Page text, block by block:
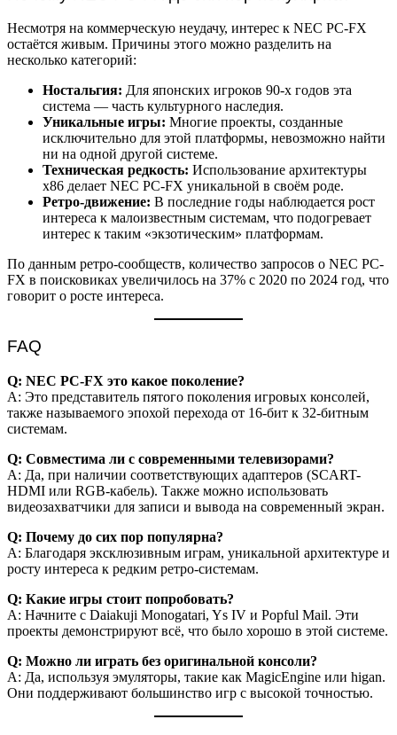
Несмотря на коммерческую неудачу, интерес к NEC PC-FX
остаётся живым. Причины этого можно разделить на
несколько категорий:
Ностальгия: Для японских игроков 90-х годов эта
система — часть культурного наследия.
Уникальные игры: Многие проекты, созданные
исключительно для этой платформы, невозможно найти
ни на одной другой системе.
Техническая редкость: Использование архитектуры
x86 делает NEC PC-FX уникальной в своём роде.
Ретро-движение: В последние годы наблюдается рост
интереса к малоизвестным системам, что подогревает
интерес к таким «экзотическим» платформам.
По данным ретро-сообществ, количество запросов о NEC PC-
FX в поисковиках увеличилось на 37% с 2020 по 2024 год, что
говорит о росте интереса.
FAQ
Q: NEC PC-FX это какое поколение?
A: Это представитель пятого поколения игровых консолей,
также называемого эпохой перехода от 16-бит к 32-битным
системам.
Q: Совместима ли с современными телевизорами?
A: Да, при наличии соответствующих адаптеров (SCART-
HDMI или RGB-кабель). Также можно использовать
видеозахватчики для записи и вывода на современный экран.
Q: Почему до сих пор популярна?
A: Благодаря эксклюзивным играм, уникальной архитектуре и
росту интереса к редким ретро-системам.
Q: Какие игры стоит попробовать?
A: Начните с Daiakuji Monogatari, Ys IV и Popful Mail. Эти
проекты демонстрируют всё, что было хорошо в этой системе.
Q: Можно ли играть без оригинальной консоли?
A: Да, используя эмуляторы, такие как MagicEngine или higan.
Они поддерживают большинство игр с высокой точностью.